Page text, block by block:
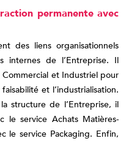
permanente avec
des liens organisationnels
internes de l’Entreprise. Il
et Industriel pour
et l’industrialisation.
structure de l’Entreprise, il
le service Achats Matières-
le service Packaging. Enfin,